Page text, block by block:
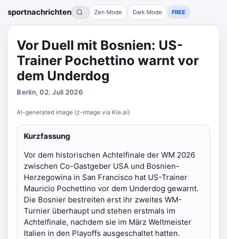
sportnachrichten Zen Mode Dark Mode FREE
Vor Duell mit Bosnien: US-
Trainer Pochettino warnt vor
dem Underdog
Berlin, 02. Juli 2026
AI-generated image (z-image via Kie.ai)
Kurzfassung
Vor dem historischen Achtelfinale der WM 2026
zwischen Co-Gastgeber USA und Bosnien-
Herzegowina in San Francisco hat US-Trainer
Mauricio Pochettino vor dem Underdog gewarnt.
Die Bosnier bestreiten erst ihr zweites WM-
Turnier überhaupt und stehen erstmals im
Achtelfinale, nachdem sie im März Weltmeister
Italien in den Playoffs ausgeschaltet hatten.